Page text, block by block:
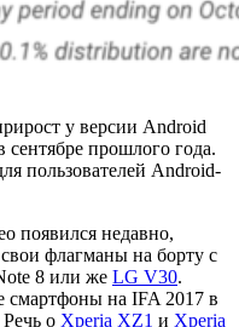
у версии Android
сентябре прошлого года.
пользователей Android-
появился недавно,
флагманы на борту с
8 или же LG V30.
смартфоны на IFA 2017 в
о Xperia XZ1 и Xperia